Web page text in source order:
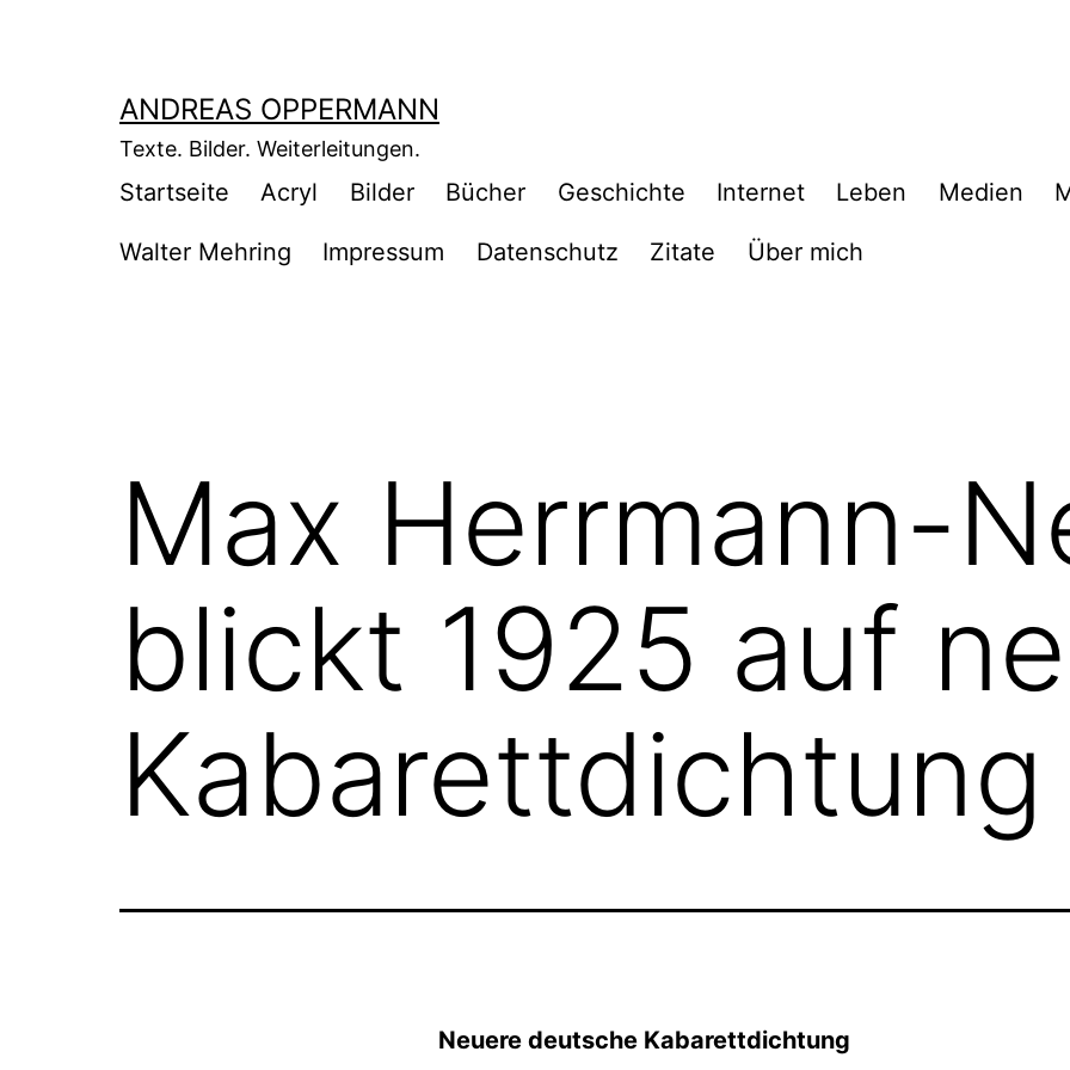
ANDREAS OPPERMANN
Texte. Bilder. Weiterleitungen.
Startseite Acryl Bilder Bücher Geschichte Internet Leben Medien
Walter Mehring Impressum Datenschutz Zitate Über mich
Max Herrmann-
blickt 1925 auf
Kabarettdichtung
Neuere deutsche Kabarettdichtung